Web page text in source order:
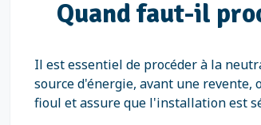
Quand faut-il
Il est essentiel de procéder à la
source d'énergie, avant une
fioul et assure que l'installation est